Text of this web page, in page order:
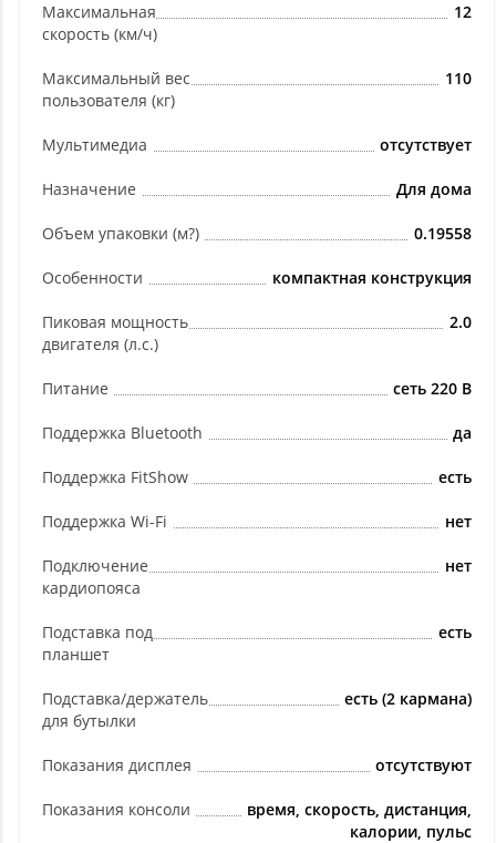
Максимальная
скорость (км/ч)
12
Максимальный вес
пользователя (кг)
110
Мультимедиа отсутствует
Назначение Для дома
Объем упаковки (м?) 0.19558
Особенности компактная конструкция
Пиковая мощность
двигателя (л.с.)
2.0
Питание сеть 220 В
Поддержка Bluetooth да
Поддержка FitShow есть
Поддержка Wi-Fi нет
Подключение
кардиопояса
нет
Подставка под
планшет
есть
Подставка/держатель
для бутылки
есть (2 кармана)
Показания дисплея отсутствуют
Показания консоли
время, скорость, дистанция,
калории, пульс